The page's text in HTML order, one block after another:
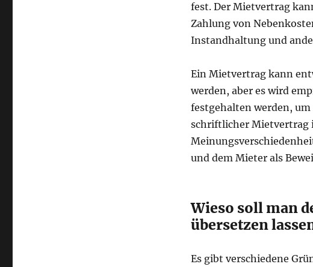
fest. Der Mietvertrag
Zahlung von
Instandhaltung und
Ein Mietvertrag kann
werden, aber es wird
festgehalten werden,
schriftlicher Mietvertrag
und dem Mieter als
Wieso soll man
übersetzen
Es gibt verschiedene